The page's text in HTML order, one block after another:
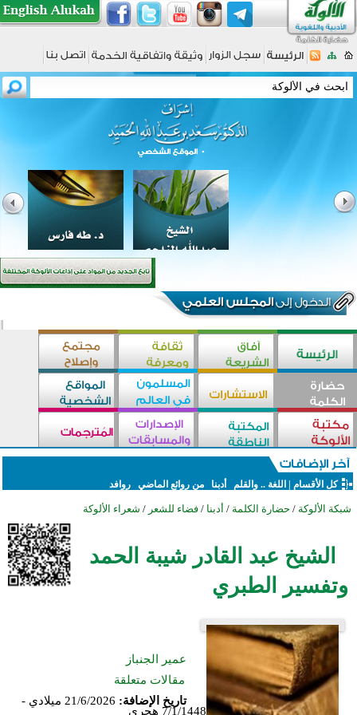
كل الأقسام اللغة .. والقلم أدبنا من روائع الماضي روافد
شبكة الألوكة / حضارة الكلمة / أدبنا / فضاء للشعر / شعراء الألوكة
الشيخ عبد القادر شيبة الحمد
وتفسير الطبري
عمير الجنباز
مقالات متعلقة
تاريخ الإضافة:
21/6/2026 ميلادي -
7/1/1448 هجري